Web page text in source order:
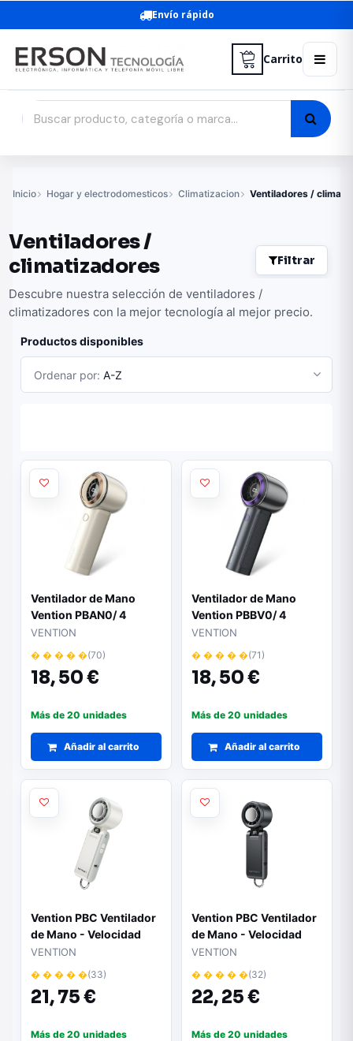
Envío rápido
Carrito
Inicio Hogar y electrodomesticos Climatizacion Ventiladores /
Ventiladores /
climatizadores
Filtrar
Descubre nuestra selección de ventiladores /
climatizadores con la mejor tecnología al mejor precio.
Productos disponibles
Ordenar por: A-Z
Ventilador de Mano
Vention PBAN0/ 4
velocidades
VENTION
� � � � �(70)
18,50 €
Más de 20 unidades
Añadir al carrito
Ventilador de Mano
Vention PBBV0/ 4
velocidades
VENTION
� � � � �(71)
18,50 €
Más de 20 unidades
Añadir al carrito
Vention PBC Ventilador
de Mano - Velocidad
Maxima 13000RPM -
Nivel Regulable de 1 a
100 - Funcion Frio -
Bateria de 3000mAh -
USB-C - Ligero y
VENTION
� � � � �(33)
21,75 €
Más de 20 unidades
Vention PBC Ventilador
de Mano - Velocidad
Maxima 13000RPM -
Nivel Regulable de 1 a
100 - Funcion Frio -
Bateria de 3000mAh -
USB-C - Ligero y
VENTION
� � � � �(32)
22,25 €
Más de 20 unidades